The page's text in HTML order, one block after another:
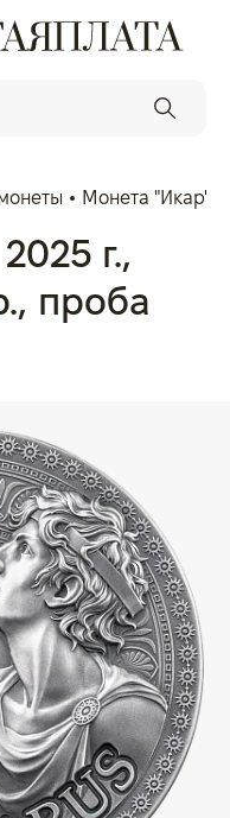
Монета "Икар",
г.,
проба